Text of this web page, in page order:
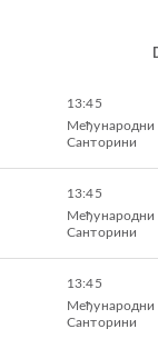
13:45
Међународни
Санторини
13:45
Међународни
Санторини
13:45
Међународни
Санторини